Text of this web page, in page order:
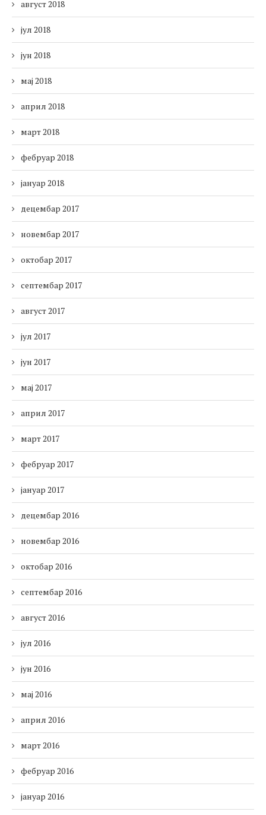
август 2018
јул 2018
јун 2018
мај 2018
април 2018
март 2018
фебруар 2018
јануар 2018
децембар 2017
новембар 2017
октобар 2017
септембар 2017
август 2017
јул 2017
јун 2017
мај 2017
април 2017
март 2017
фебруар 2017
јануар 2017
децембар 2016
новембар 2016
октобар 2016
септембар 2016
август 2016
јул 2016
јун 2016
мај 2016
април 2016
март 2016
фебруар 2016
јануар 2016